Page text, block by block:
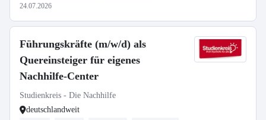
24.07.2026
Führungskräfte (m/w/d) als
Quereinsteiger für eigenes
Nachhilfe-Center
Studienkreis - Die Nachhilfe
deutschlandweit